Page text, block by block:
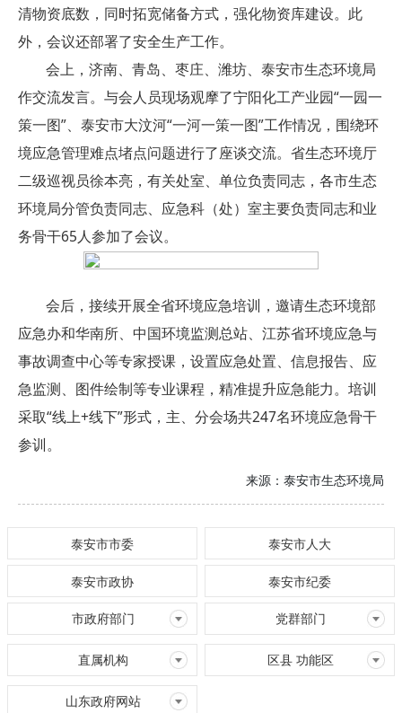
清物资底数，同时拓宽储备方式，强化物资库建设。此
外，会议还部署了安全生产工作。
会上，济南、青岛、枣庄、潍坊、泰安市生态环境局
作交流发言。与会人员现场观摩了宁阳化工产业园“一园一
策一图”、泰安市大汶河“一河一策一图”工作情况，围绕环
境应急管理难点堵点问题进行了座谈交流。省生态环境厅
二级巡视员徐本亮，有关处室、单位负责同志，各市生态
环境局分管负责同志、应急科（处）室主要负责同志和业
务骨干65人参加了会议。
会后，接续开展全省环境应急培训，邀请生态环境部
应急办和华南所、中国环境监测总站、江苏省环境应急与
事故调查中心等专家授课，设置应急处置、信息报告、应
急监测、图件绘制等专业课程，精准提升应急能力。培训
采取“线上+线下”形式，主、分会场共247名环境应急骨干
参训。
来源： 泰安市生态环境局
泰安市市委 泰安市人大
泰安市政协 泰安市纪委
市政府部门 党群部门
直属机构 区县 功能区
山东政府网站